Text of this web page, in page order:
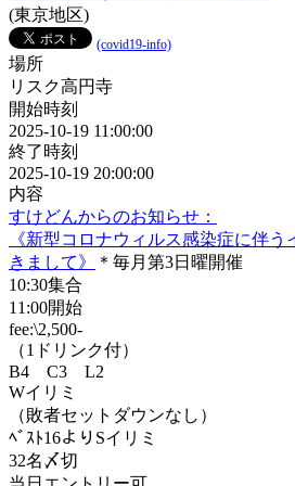
(東京地区)
(covid19-info)
場所
リスク高円寺
開始時刻
2025-10-19 11:00:00
終了時刻
2025-10-19 20:00:00
内容
すけどんからのお知らせ：
《新型コロナウィルス感染症に伴
きまして》
＊毎月第3日曜開催
10:30集合
11:00開始
fee:\2,500-
（1ドリンク付）
B4 C3 L2
Wイリミ
（敗者セットダウンなし）
ﾍﾞｽﾄ16よりSイリミ
32名〆切